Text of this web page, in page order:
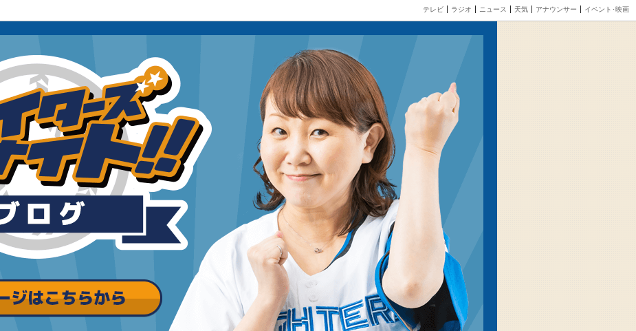
テレビ ラジオ ニュース 天気 アナウンサー イベント･映画